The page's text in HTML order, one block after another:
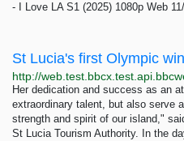
- I Love LA S1 (2025) 1080p Web
Her dedication and success as an
extraordinary talent, but also serve
strength and spirit of our island,"
St Lucia Tourism Authority. In the